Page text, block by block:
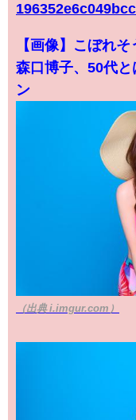
【画像】こぼれ
森口博子、50代
ン
（出典 i.imgur.com）